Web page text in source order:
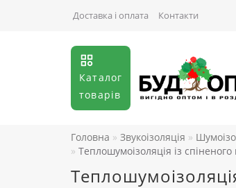
Доставка і оплата Контакти
Каталог
товарів
Головна Звукоізоляція
Теплошумоізоляція із